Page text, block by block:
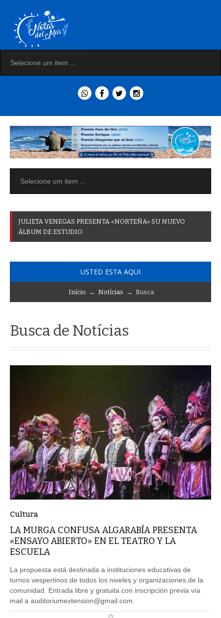
JULIETA VENEGAS PRESENTA «NORTEÑA» SU NUEVO
ÁLBUM DE ESTUDIO
USTED ESTA AQUI
Início → Notícias → Busca
Busca de Notícias
Cultura
LA MURGA CONFUSA ALGARABÍA PRESENTA
«ENSAYO ABIERTO» EN EL TEATRO Y LA
ESCUELA
La propuesta está destinada a instituciones educativas de
turnos vespertinos de todos los niveles y organizaciones de la
comunidad. Entrada libre y gratuita con inscripción previa vía
mail a auditoriumextension@gmail.com.